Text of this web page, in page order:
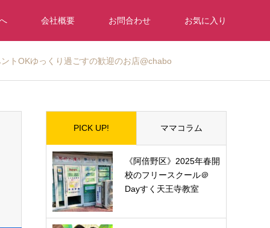
会社概要 お問合わせ お気に入り
トOKゆっくり過ごすの歓迎のお店@chabo
PICK UP! ママコラム
《阿倍野区》2025年春開
校のフリースクール＠
Dayすく天王寺教室